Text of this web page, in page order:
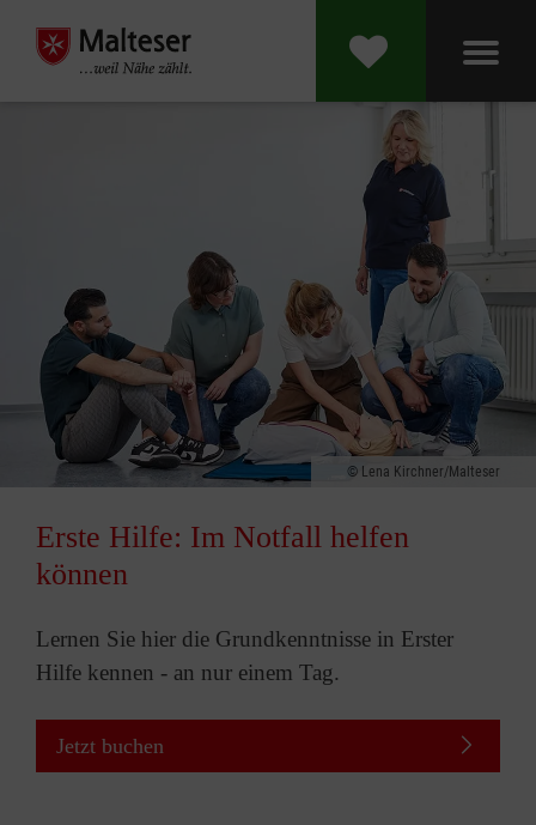
Lena Kirchner/Malteser
Erste Hilfe: Im Notfall helfen
können
Lernen Sie hier die Grundkenntnisse in Erster
Hilfe kennen - an nur einem Tag.
Jetzt buchen